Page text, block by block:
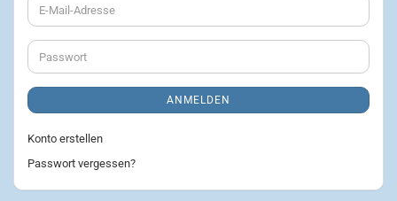
E-
Mail-
Adresse
Passwort
ANMELDEN
Konto erstellen
Passwort vergessen?